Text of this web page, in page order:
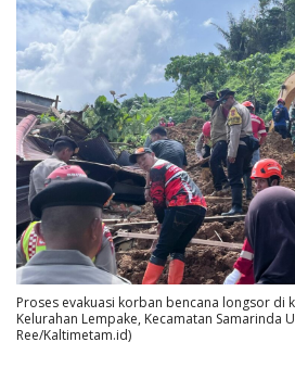
Proses evakuasi korban bencana longsor di
Kelurahan Lempake, Kecamatan Samarinda
Ree/Kaltimetam.id)